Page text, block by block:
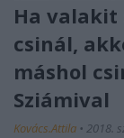
Ha valakit
csinál,
máshol
Sziámival
Kovács.Attila • 2018.